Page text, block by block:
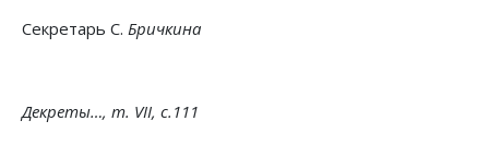
Секретарь С. Бричкина
Декреты…, т. VII, с.111